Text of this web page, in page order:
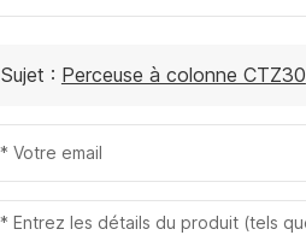
Sujet : Perceuse à colonne CTZ30